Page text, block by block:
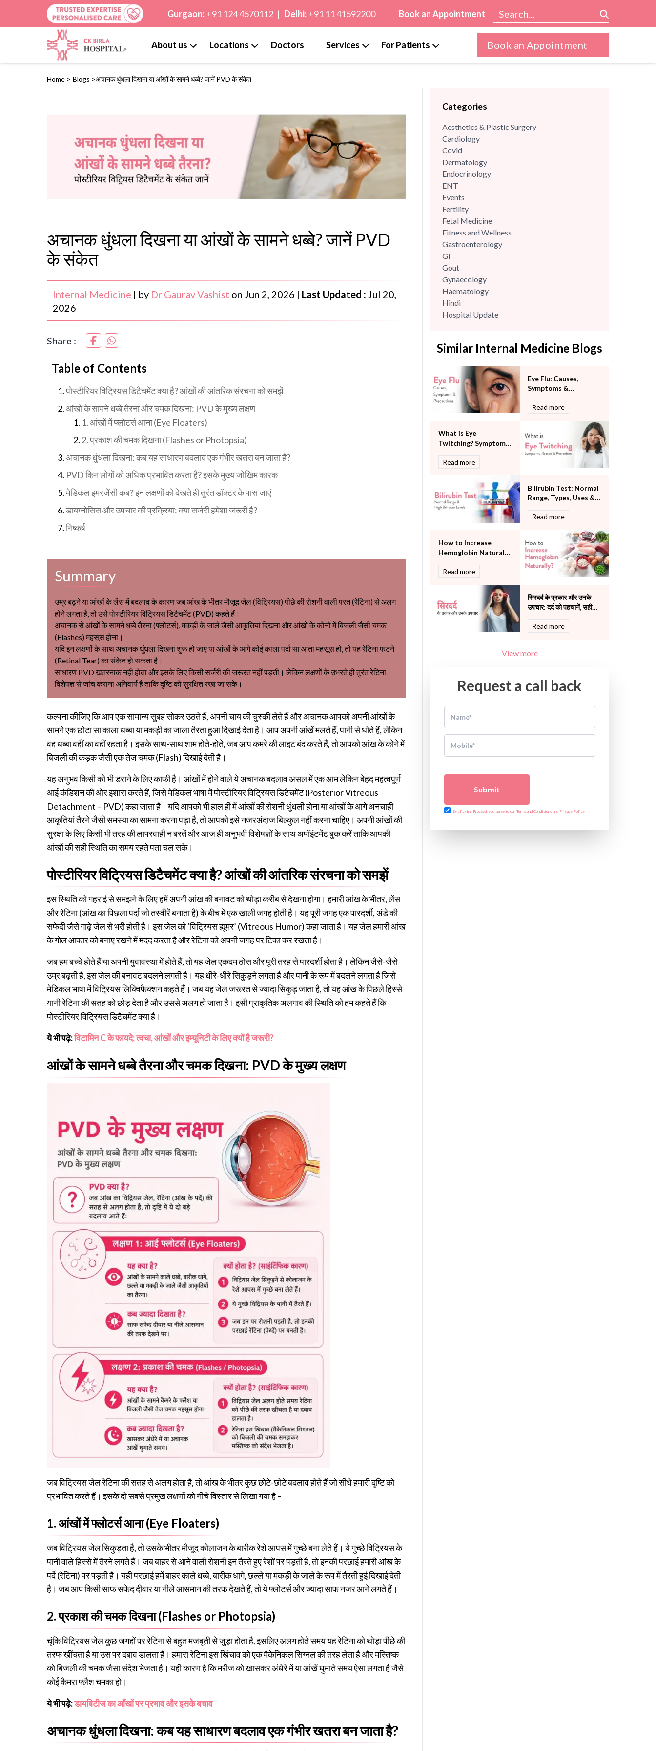
Gurgaon: +91 124 4570112 | Delhi: +91 11 41592200 Book an Appointment
About us Locations Doctors Services For Patients Book an Appointment
Home > Blogs >अचानक धुंधला दिखना या आंखों के सामने धब्बे? जानें PVD के संकेत
अचानक धुंधला दिखना या आंखों के सामने धब्बे? जानें PVD
के संकेत
Internal Medicine | by Dr Gaurav Vashist on Jun 2, 2026 | Last Updated : Jul 20,
2026
Share :
Table of Contents
पोस्टीरियर विट्रियस डिटैचमेंट क्या है? आंखों की आंतरिक संरचना को समझें
आंखों के सामने धब्बे तैरना और चमक दिखना: PVD के मुख्य लक्षण
1. आंखों में फ्लोटर्स आना (Eye Floaters)
2. प्रकाश की चमक दिखना (Flashes or Photopsia)
अचानक धुंधला दिखना: कब यह साधारण बदलाव एक गंभीर खतरा बन जाता है?
PVD किन लोगों को अधिक प्रभावित करता है? इसके मुख्य जोखिम कारक
मेडिकल इमरजेंसी कब? इन लक्षणों को देखते ही तुरंत डॉक्टर के पास जाएं
डायग्नोसिस और उपचार की प्रक्रिया: क्या सर्जरी हमेशा जरूरी है?
निष्कर्ष
Summary
उम्र बढ़ने या आंखों के लेंस में बदलाव के कारण जब आंख के भीतर मौजूद जेल (विट्रियस) पीछे की रोशनी वाली परत (रेटिना) से अलग
होने लगता है, तो उसे पोस्टीरियर विट्रियस डिटैचमेंट (PVD) कहते हैं।
अचानक से आंखों के सामने धब्बे तैरना (फ्लोटर्स), मकड़ी के जाले जैसी आकृतियां दिखना और आंखों के कोनों में बिजली जैसी चमक
(Flashes) महसूस होना।
यदि इन लक्षणों के साथ अचानक धुंधला दिखना शुरू हो जाए या आंखों के आगे कोई काला पर्दा सा आता महसूस हो, तो यह रेटिना फटने
(Retinal Tear) का संकेत हो सकता है।
साधारण PVD खतरनाक नहीं होता और इसके लिए किसी सर्जरी की जरूरत नहीं पड़ती। लेकिन लक्षणों के उभरते ही तुरंत रेटिना
विशेषज्ञ से जांच कराना अनिवार्य है ताकि दृष्टि को सुरक्षित रखा जा सके।
कल्पना कीजिए कि आप एक सामान्य सुबह सोकर उठते हैं, अपनी चाय की चुस्की लेते हैं और अचानक आपको अपनी आंखों के
सामने एक छोटा सा काला धब्बा या मकड़ी का जाला तैरता हुआ दिखाई देता है। आप अपनी आंखें मलते हैं, पानी से धोते हैं, लेकिन
वह धब्बा वहीं का वहीं रहता है। इसके साथ-साथ शाम होते-होते, जब आप कमरे की लाइट बंद करते हैं, तो आपको आंख के कोने में
बिजली की कड़क जैसी एक तेज चमक (Flash) दिखाई देती है।
यह अनुभव किसी को भी डराने के लिए काफी है। आंखों में होने वाले ये अचानक बदलाव असल में एक आम लेकिन बेहद महत्वपूर्ण
आई कंडिशन की ओर इशारा करते हैं, जिसे मेडिकल भाषा में पोस्टीरियर विट्रियस डिटैचमेंट (Posterior Vitreous
Detachment – PVD) कहा जाता है। यदि आपको भी हाल ही में आंखों की रोशनी धुंधली होना या आंखों के आगे अनचाही
आकृतियां तैरने जैसी समस्या का सामना करना पड़ा है, तो आपको इसे नजरअंदाज बिल्कुल नहीं करना चाहिए। अपनी आंखों की
सुरक्षा के लिए किसी भी तरह की लापरवाही न बरतें और आज ही अनुभवी विशेषज्ञों के साथ अपॉइंटमेंट बुक करें ताकि आपकी
आंखों की सही स्थिति का समय रहते पता चल सके।
पोस्टीरियर विट्रियस डिटैचमेंट क्या है? आंखों की आंतरिक संरचना को समझें
इस स्थिति को गहराई से समझने के लिए हमें अपनी आंख की बनावट को थोड़ा करीब से देखना होगा। हमारी आंख के भीतर, लेंस
और रेटिना (आंख का पिछला पर्दा जो तस्वीरें बनाता है) के बीच में एक खाली जगह होती है। यह पूरी जगह एक पारदर्शी, अंडे की
सफेदी जैसे गाढ़े जेल से भरी होती है। इस जेल को ‘विट्रियस ह्यूमर’ (Vitreous Humor) कहा जाता है। यह जेल हमारी आंख
के गोल आकार को बनाए रखने में मदद करता है और रेटिना को अपनी जगह पर टिका कर रखता है।
जब हम बच्चे होते हैं या अपनी युवावस्था में होते हैं, तो यह जेल एकदम ठोस और पूरी तरह से पारदर्शी होता है। लेकिन जैसे-जैसे
उम्र बढ़ती है, इस जेल की बनावट बदलने लगती है। यह धीरे-धीरे सिकुड़ने लगता है और पानी के रूप में बदलने लगता है जिसे
मेडिकल भाषा में विट्रियस लिक्विफैक्शन कहते हैं। जब यह जेल जरूरत से ज्यादा सिकुड़ जाता है, तो यह आंख के पिछले हिस्से
यानी रेटिना की सतह को छोड़ देता है और उससे अलग हो जाता है। इसी प्राकृतिक अलगाव की स्थिति को हम कहते हैं कि
पोस्टीरियर विट्रियस डिटैचमेंट क्या है।
ये भी पढ़े:विटामिन C के फायदे: त्वचा, आंखों और इम्यूनिटी के लिए क्यों है जरूरी?
आंखों के सामने धब्बे तैरना और चमक दिखना: PVD के मुख्य लक्षण
जब विट्रियस जेल रेटिना की सतह से अलग होता है, तो आंख के भीतर कुछ छोटे-छोटे बदलाव होते हैं जो सीधे हमारी दृष्टि को
प्रभावित करते हैं। इसके दो सबसे प्रमुख लक्षणों को नीचे विस्तार से लिखा गया है –
1. आंखों में फ्लोटर्स आना (Eye Floaters)
जब विट्रियस जेल सिकुड़ता है, तो उसके भीतर मौजूद कोलाजन के बारीक रेशे आपस में गुच्छे बना लेते हैं। ये गुच्छे विट्रियस के
पानी वाले हिस्से में तैरने लगते हैं। जब बाहर से आने वाली रोशनी इन तैरते हुए रेशों पर पड़ती है, तो इनकी परछाई हमारी आंख के
पर्दे (रेटिना) पर पड़ती है। यही परछाई हमें बाहर काले धब्बे, बारीक धागे, छल्ले या मकड़ी के जाले के रूप में तैरती हुई दिखाई देती
है। जब आप किसी साफ सफेद दीवार या नीले आसमान की तरफ देखते हैं, तो ये फ्लोटर्स और ज्यादा साफ नजर आने लगते हैं।
2. प्रकाश की चमक दिखना (Flashes or Photopsia)
चूंकि विट्रियस जेल कुछ जगहों पर रेटिना से बहुत मजबूती से जुड़ा होता है, इसलिए अलग होते समय यह रेटिना को थोड़ा पीछे की
तरफ खींचता है या उस पर दबाव डालता है। हमारा रेटिना इस खिंचाव को एक मैकेनिकल सिग्नल की तरह लेता है और मस्तिष्क
को बिजली की चमक जैसा संदेश भेजता है। यही कारण है कि मरीज को खासकर अंधेरे में या आंखें घुमाते समय ऐसा लगता है जैसे
कोई कैमरा फ्लैश चमका हो।
ये भी पढ़े:डायबिटीज का आँखों पर प्रभाव और इसके बचाव
अचानक धुंधला दिखना: कब यह साधारण बदलाव एक गंभीर खतरा बन जाता है?
Categories
Aesthetics & Plastic Surgery
Cardiology
Covid
Dermatology
Endocrinology
ENT
Events
Fertility
Fetal Medicine
Fitness and Wellness
Gastroenterology
GI
Gout
Gynaecology
Haematology
Hindi
Hospital Update
Mental Health
Neonatology & Paediatrics
Nephrology & Dialysis
Neurology
Obstetrics
Other Services
Pulmonology
Rheumatology
Robotic Precision
The Breast Centre
The Oncology Centre
Women Wellness
Similar Internal Medicine Blogs
Eye Flu: Causes,
Symptoms &
Read more
What is Eye
Twitching? Symptoms,
Prevention
Read more
Bilirubin Test: Normal
Range, Types, Uses &
Levels Mean
Read more
How to Increase
Hemoglobin Naturally:
Read more
सिरदर्द के प्रकार और उनके
उपचार: दर्द को पहचानें, सही
Read more
View more
Request a call back
Submit
By clicking Proceed, you agree to our Terms and Conditions and Privacy Policy